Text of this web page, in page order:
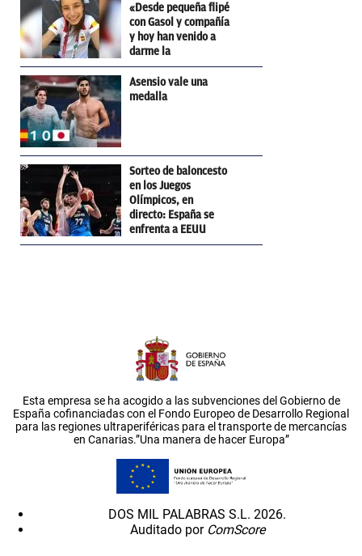
«Desde pequeña flipé
con Gasol y compañía
y hoy han venido a
darme la
enhorabuena»
Asensio vale una
medalla
Sorteo de baloncesto
en los Juegos
Olímpicos, en
directo: España se
enfrenta a EEUU
Esta empresa se ha acogido a las subvenciones del Gobierno de
España cofinanciadas con el Fondo Europeo de Desarrollo Regional
para las regiones ultraperiféricas para el transporte de mercancías
en Canarias.”Una manera de hacer Europa”
DOS MIL PALABRAS S.L. 2026.
Auditado por ComScore